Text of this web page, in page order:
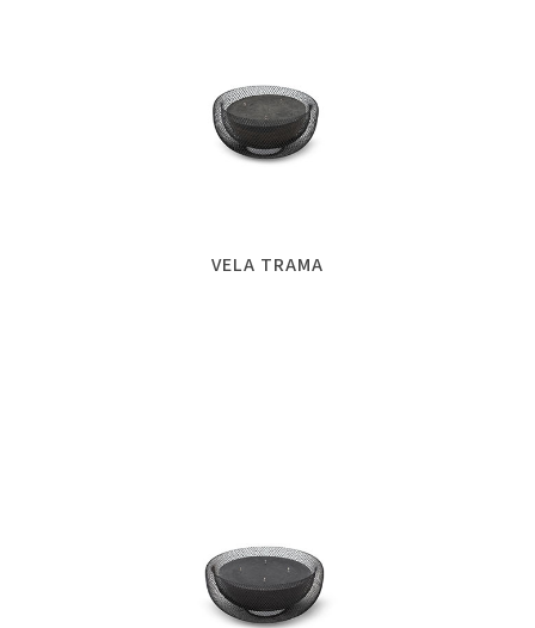
VELA TRAMA